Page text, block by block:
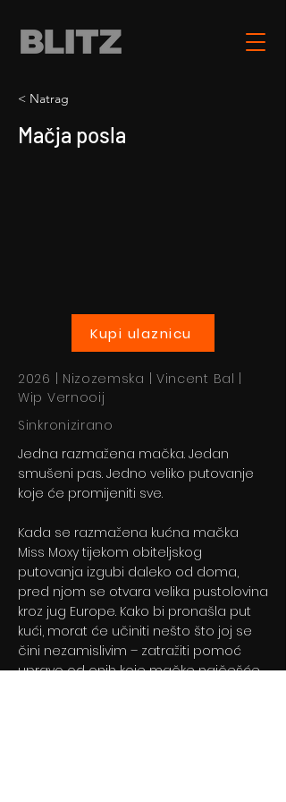
< Natrag
Mačja posla
Kupi ulaznicu
2026 | Nizozemska | Vincent Bal |
Wip Vernooij
Sinkronizirano
Jedna razmažena mačka. Jedan
smušeni pas. Jedno veliko putovanje
koje će promijeniti sve.
Kada se razmažena kućna mačka
Miss Moxy tijekom obiteljskog
putovanja izgubi daleko od doma,
pred njom se otvara velika pustolovina
kroz jug Europe. Kako bi pronašla put
kući, morat će učiniti nešto što joj se
čini nezamislivim – zatražiti pomoć
upravo od onih koje mačke najčešće